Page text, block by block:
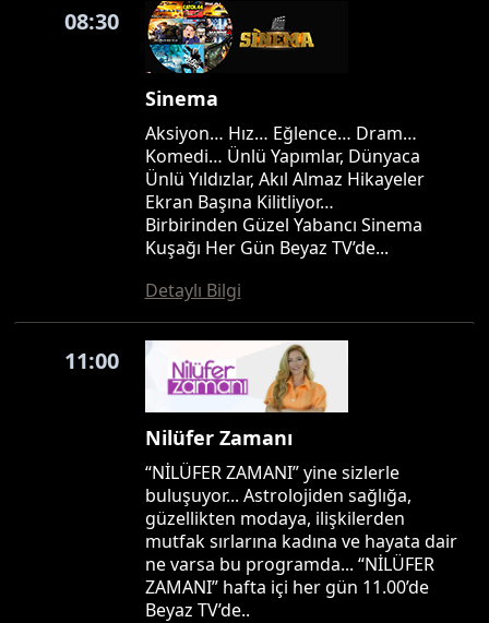
08:30
Sinema
Aksiyon… Hız… Eğlence… Dram…
Komedi… Ünlü Yapımlar, Dünyaca
Ünlü Yıldızlar, Akıl Almaz Hikayeler
Ekran Başına Kilitliyor…
Birbirinden Güzel Yabancı Sinema
Kuşağı Her Gün Beyaz TV’de...
Detaylı Bilgi
11:00
Nilüfer Zamanı
“NİLÜFER ZAMANI” yine sizlerle
buluşuyor... Astrolojiden sağlığa,
güzellikten modaya, ilişkilerden
mutfak sırlarına kadına ve hayata dair
ne varsa bu programda... “NİLÜFER
ZAMANI” hafta içi her gün 11.00’de
Beyaz TV’de..